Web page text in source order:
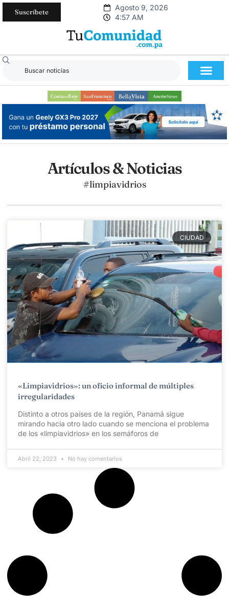
Suscríbete
Agosto 9, 2026
4:57 AM
Artículos & Noticias
#limpiavidrios
CIUDAD
«Limpiavidrios»: un oficio informal de múltiples
irregularidades
Distinto a otros países de la región, Panamá sigue
mirando hacia otro lado cuando se menciona el problema
de los «limpiavidrios» en los semáforos de
Abril 22, 2023 No hay comentarios